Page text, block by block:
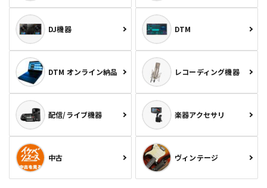
DJ機器 DTM
DTM オンライン納品 レコーディング機器
配信/ライブ機器 楽器アクセサリ
中古 ヴィンテージ